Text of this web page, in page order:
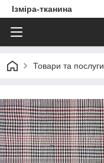
Ізміра-тканина
Товари та послуги